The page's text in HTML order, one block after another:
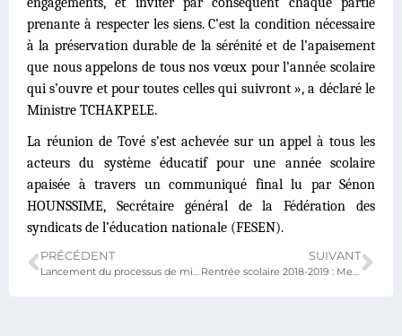
prenante à respecter les siens. C’est la condition nécessaire
à la préservation durable de la sérénité et de l’apaisement
que nous appelons de tous nos vœux pour l’année scolaire
qui s’ouvre et pour toutes celles qui suivront », a déclaré le
Ministre TCHAKPELE.
La réunion de Tové s’est achevée sur un appel à tous les
acteurs du système éducatif pour une année scolaire
apaisée à travers un communiqué final lu par Sénon
HOUNSSIME, Secrétaire général de la Fédération des
syndicats de l’éducation nationale (FESEN).
PRÉCÉDENT
Lancement du processus de mise à jour du rapport d’état du système éducatif national et de révision du Plan sectoriel de l’éducation
SUIVANT
Rentrée scolaire 2018-2019 : Message du Pr. Komi Paalamwé TCHAKPELE à l’ensemble de la communauté éducative